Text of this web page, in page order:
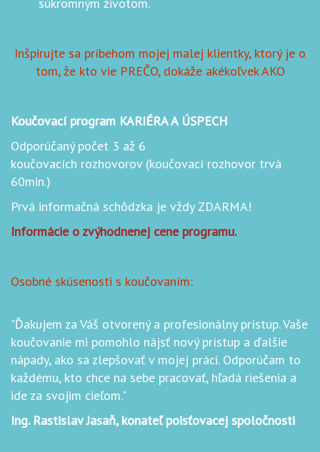
Inšpirujte sa príbehom mojej malej klientky, ktorý je o
tom, že kto vie PREČO, dokáže akékoľvek AKO
Koučovací program KARIÉRA A ÚSPECH
Odporúčaný počet 3 až 6
koučovacích rozhovorov (koučovací rozhovor trvá
60min.)
Prvá informačná schôdzka je vždy ZDARMA!
Informácie o zvýhodnenej cene programu.
Osobné skúsenosti s koučovaním:
"Ďakujem za Váš otvorený a profesionálny prístup. Vaše
koučovanie mi pomohlo nájsť nový prístup a ďalšie
nápady, ako sa zlepšovať v mojej práci. Odporúčam to
každému, kto chce na sebe pracovať, hľadá riešenia a
ide za svojim cieľom."
Ing. Rastislav Jasaň, konateľ poisťovacej spoločnosti